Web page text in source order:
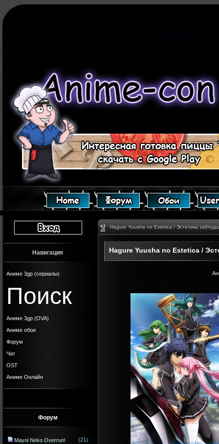
Навигация
Аниме 3gp (сериалы)
Поиск
Аниме 3gp (OVA)
Аниме обои
Форум
Чат
OST
Аниме Онлайн
Форум
Mayoi Neko Overrun!
(21)
Hagure Yuusha no Estetica / Эстетика
Hagure Yuusha no Estetica /